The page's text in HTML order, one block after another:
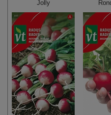
Jolly